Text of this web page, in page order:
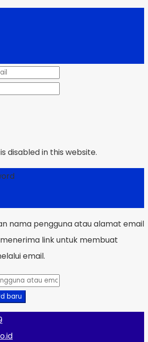
disabled in this website.
nama pengguna atau alamat email
link untuk membuat
email.
baru